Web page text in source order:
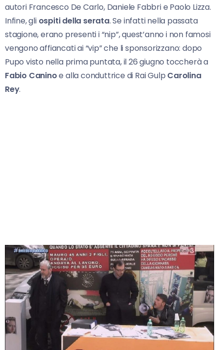
autori Francesco De Carlo, Daniele Fabbri e Paolo Lizza.
Infine, gli ospiti della serata. Se infatti nella passata
stagione, erano presenti i “nip”, quest’anno i non famosi
vengono affiancati ai “vip” che li sponsorizzano: dopo
Pupo visto nella prima puntata, il 26 giugno toccherà a
Fabio Caninoe alla conduttrice di Rai Gulp Carolina
Rey.